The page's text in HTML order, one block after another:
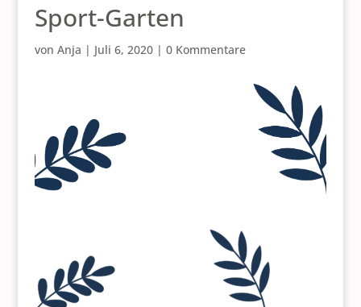
Sport-Garten
von Anja | Juli 6, 2020| 0 Kommentare